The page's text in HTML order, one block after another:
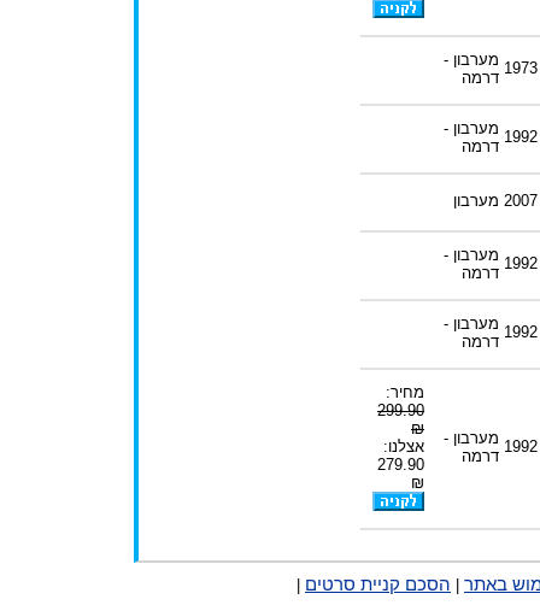
1973 מערבון -
דרמה
1992 מערבון -
דרמה
2007 מערבון
1992 מערבון -
דרמה
1992 מערבון -
דרמה
1992 מערבון -
דרמה
מחיר:
299.90
₪
אצלנו:
279.90
₪
באתר הסכם קניית סרטים